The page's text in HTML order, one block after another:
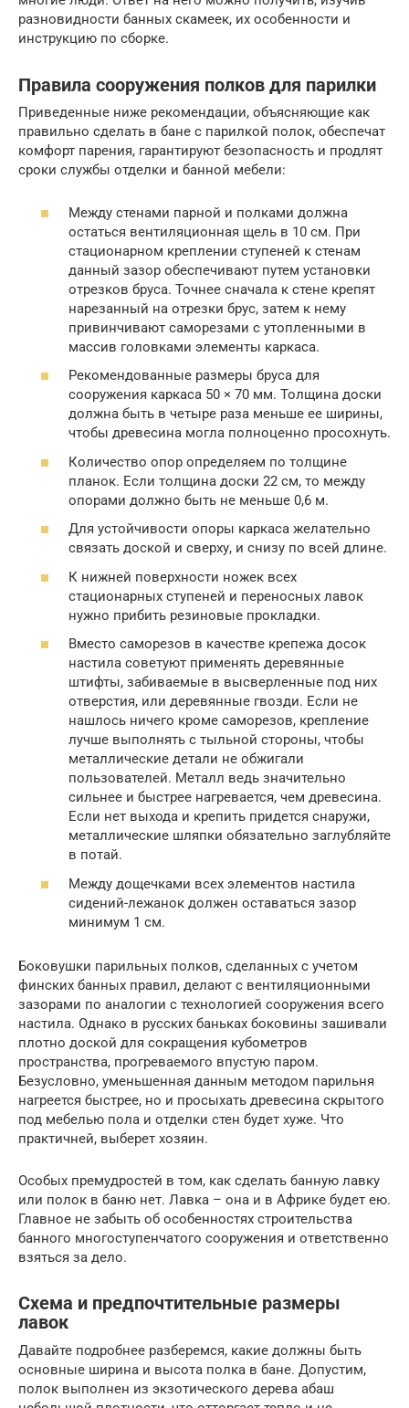
разновидности банных скамеек, их особенности и
инструкцию по сборке.
Правила сооружения полков для парилки
Приведенные ниже рекомендации, объясняющие как
правильно сделать в бане с парилкой полок, обеспечат
комфорт парения, гарантируют безопасность и продлят
сроки службы отделки и банной мебели:
Между стенами парной и полками должна
остаться вентиляционная щель в 10 см. При
стационарном креплении ступеней к стенам
данный зазор обеспечивают путем установки
отрезков бруса. Точнее сначала к стене крепят
нарезанный на отрезки брус, затем к нему
привинчивают саморезами с утопленными в
массив головками элементы каркаса.
Рекомендованные размеры бруса для
сооружения каркаса 50 × 70 мм. Толщина доски
должна быть в четыре раза меньше ее ширины,
чтобы древесина могла полноценно просохнуть.
Количество опор определяем по толщине
планок. Если толщина доски 22 см, то между
опорами должно быть не меньше 0,6 м.
Для устойчивости опоры каркаса желательно
связать доской и сверху, и снизу по всей длине.
К нижней поверхности ножек всех
стационарных ступеней и переносных лавок
нужно прибить резиновые прокладки.
Вместо саморезов в качестве крепежа досок
настила советуют применять деревянные
штифты, забиваемые в высверленные под них
отверстия, или деревянные гвозди. Если не
нашлось ничего кроме саморезов, крепление
лучше выполнять с тыльной стороны, чтобы
металлические детали не обжигали
пользователей. Металл ведь значительно
сильнее и быстрее нагревается, чем древесина.
Если нет выхода и крепить придется снаружи,
металлические шляпки обязательно заглубляйте
в потай.
Между дощечками всех элементов настила
сидений-лежанок должен оставаться зазор
минимум 1 см.
Боковушки парильных полков, сделанных с учетом
финских банных правил, делают с вентиляционными
зазорами по аналогии с технологией сооружения всего
настила. Однако в русских баньках боковины зашивали
плотно доской для сокращения кубометров
пространства, прогреваемого впустую паром.
Безусловно, уменьшенная данным методом парильня
нагреется быстрее, но и просыхать древесина скрытого
под мебелью пола и отделки стен будет хуже. Что
практичней, выберет хозяин.
Особых премудростей в том, как сделать банную лавку
или полок в баню нет. Лавка – она и в Африке будет ею.
Главное не забыть об особенностях строительства
банного многоступенчатого сооружения и ответственно
взяться за дело.
Схема и предпочтительные размеры
лавок
Давайте подробнее разберемся, какие должны быть
основные ширина и высота полка в бане. Допустим,
полок выполнен из экзотического дерева абаш